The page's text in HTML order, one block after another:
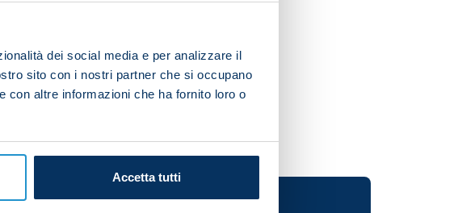
dei social media e per analizzare il
sito con i nostri partner che si occupano
con altre informazioni che ha fornito loro o
Accetta tutti
try to channel all our energy into the
season. Personally I feel good at